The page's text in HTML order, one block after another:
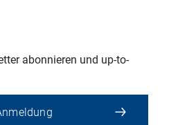
abonnieren und up-to-